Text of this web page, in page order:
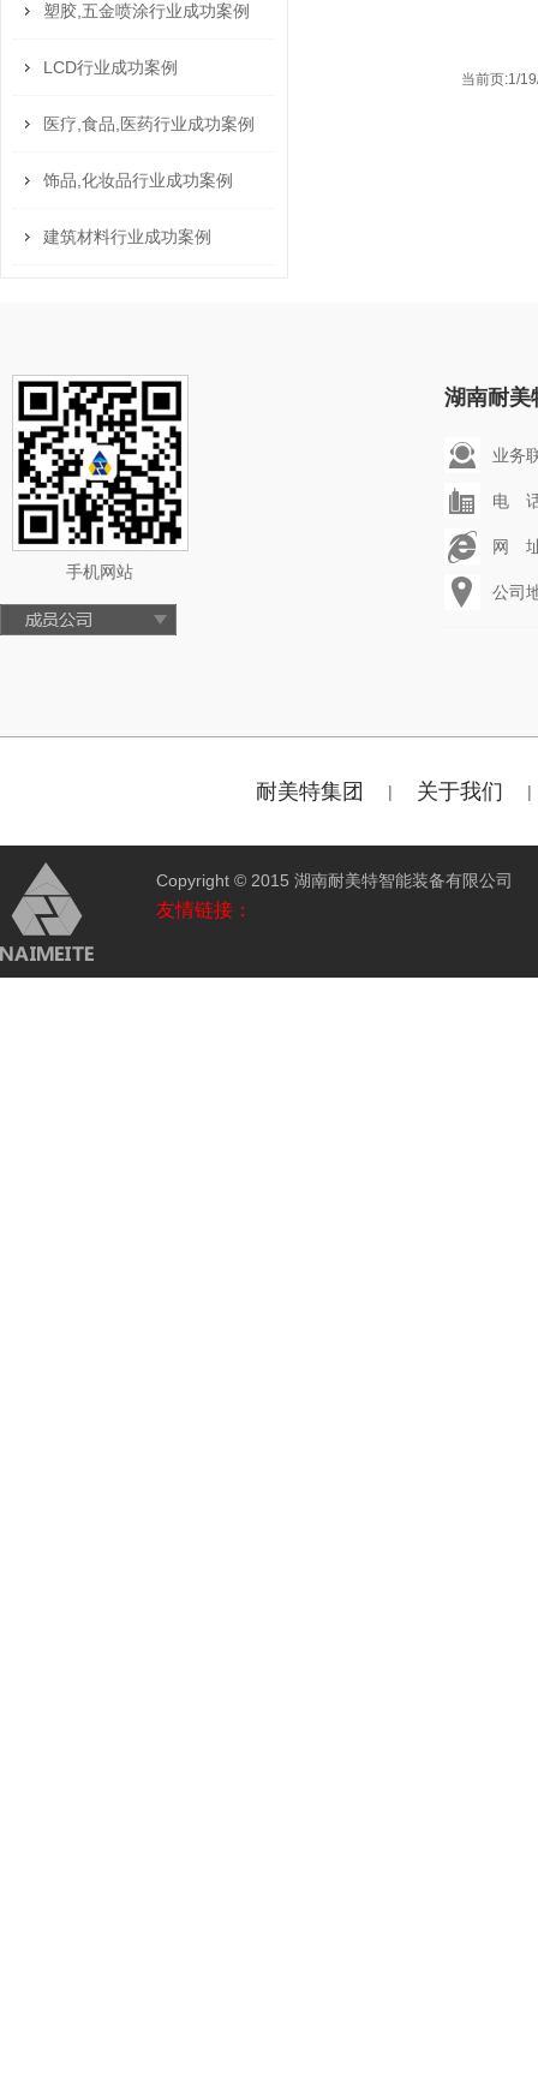
塑胶,五金喷涂行业成功案例
LCD行业成功案例
医疗,食品,医药行业成功案例
饰品,化妆品行业成功案例
建筑材料行业成功案例
当前页:1/
手机网站
湖南耐美
业务
电
网
公司
耐美特集团 | 关于我们 |
Copyright © 2015 湖南耐美特智能装备有限公
友情链接：